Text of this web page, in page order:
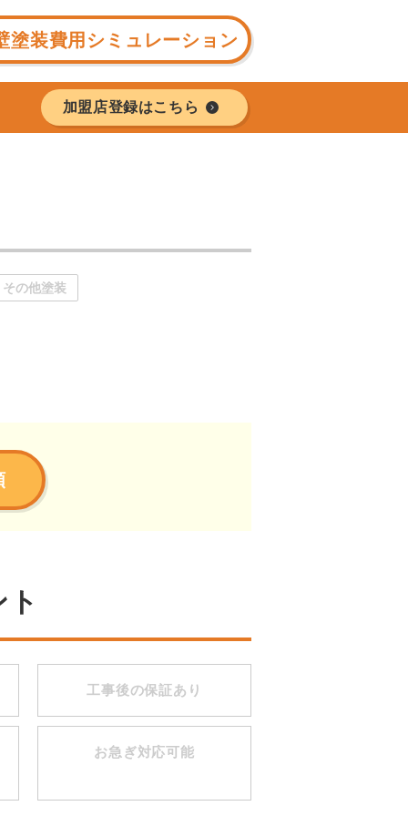
塗装費用シミュレーション
加盟店登録はこちら
その他塗装
工事後の保証あり
お急ぎ対応可能